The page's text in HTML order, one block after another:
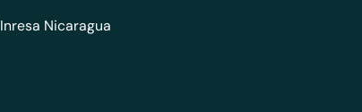
Inresa Nicaragua